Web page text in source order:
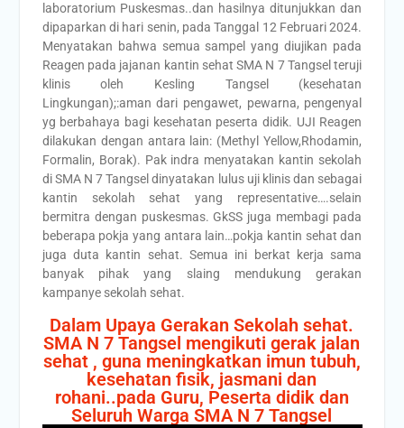
laboratorium Puskesmas..dan hasilnya ditunjukkan dan
dipaparkan di hari senin, pada Tanggal 12 Februari 2024.
Menyatakan bahwa semua sampel yang diujikan pada
Reagen pada jajanan kantin sehat SMA N 7 Tangsel teruji
klinis oleh Kesling Tangsel (kesehatan
Lingkungan);:aman dari pengawet, pewarna, pengenyal
yg berbahaya bagi kesehatan peserta didik. UJI Reagen
dilakukan dengan antara lain: (Methyl Yellow,Rhodamin,
Formalin, Borak). Pak indra menyatakan kantin sekolah
di SMA N 7 Tangsel dinyatakan lulus uji klinis dan sebagai
kantin sekolah sehat yang representative….selain
bermitra dengan puskesmas. GkSS juga membagi pada
beberapa pokja yang antara lain…pokja kantin sehat dan
juga duta kantin sehat. Semua ini berkat kerja sama
banyak pihak yang slaing mendukung gerakan
kampanye sekolah sehat.
Dalam Upaya Gerakan Sekolah sehat.
SMA N 7 Tangsel mengikuti gerak jalan
sehat , guna meningkatkan imun tubuh,
kesehatan fisik, jasmani dan
rohani..pada Guru, Peserta didik dan
Seluruh Warga SMA N 7 Tangsel